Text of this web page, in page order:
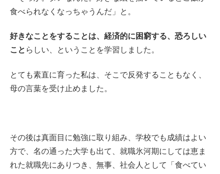
食べられなくなっちゃうんだ」と。
好きなことをすることは、経済的に困窮する、恐ろしい
こと らしい、ということを学習しました。
とても素直に育った私は、そこで反発することもなく、
母の言葉を受け止めました。
その後は真面目に勉強に取り組み、学校でも成績はよい
方で、名の通った大学も出て、就職氷河期にしては恵ま
れた就職先にありつき、無事、社会人として「食べてい